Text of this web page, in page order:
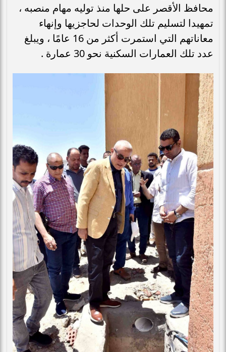
محافظ الأقصر على حلها منذ توليه مهام منصبه ،
تمهيدا لتسليم تلك الوحدات لحاجزيها وإنهاء
معاناتهم التي استمرت أكثر من 16 عامًا ، ويبلغ
عدد تلك العمارات السكنية نحو 30 عمارة .